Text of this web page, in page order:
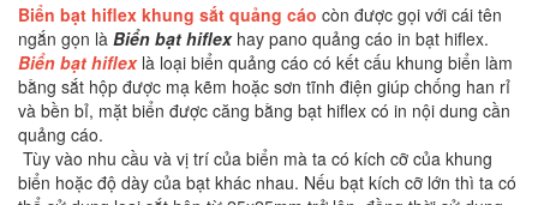
Biển bạt hiflex khung sắt quảng cáo còn được gọi với cái tên
ngắn gọn là Biển bạt hiflexhay pano quảng cáo in bạt hiflex.
Biển bạt hiflexlà loại biển quảng cáo có kết cấu khung biển làm
bằng sắt hộp được mạ kẽm hoặc sơn tĩnh điện giúp chống han rỉ
và bền bỉ, mặt biển được căng bằng bạt hiflex có in nội dung cần
quảng cáo.
Tùy vào nhu cầu và vị trí của biển mà ta có kích cỡ của khung
biển hoặc độ dày của bạt khác nhau. Nếu bạt kích cỡ lớn thì ta có